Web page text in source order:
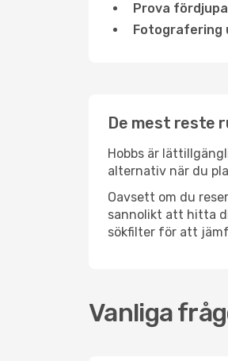
Prova
Fotografering
De mest reste
Hobbs är
alternativ när du
Oavsett om du
sannolikt att hitta
sökfilter för att
Vanliga